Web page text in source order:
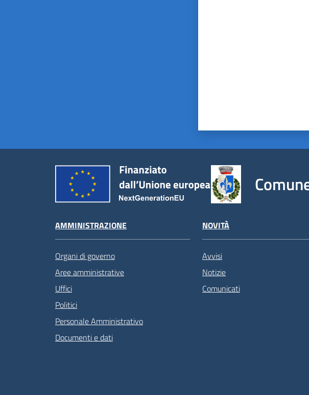
AMMINISTRAZIONE
Organi di governo
Aree amministrative
Uffici
Politici
Personale Amministrativo
Documenti e dati
NOVITÀ
Avvisi
Notizie
Comunicati